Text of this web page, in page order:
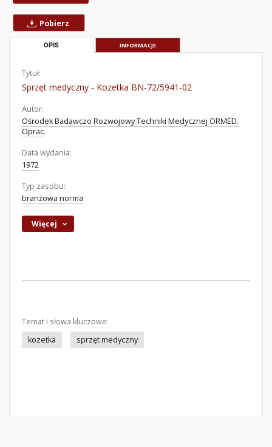
Pobierz
OPIS INFORMACJE
Tytuł:
Sprzęt medyczny - Kozetka BN-72/5941-02
Autor:
Ośrodek Badawczo Rozwojowy Techniki Medycznej ORMED.
Oprac.
Data wydania:
1972
Typ zasobu:
branżowa norma
Więcej
Temat i słowa kluczowe:
kozetka
sprzęt medyczny